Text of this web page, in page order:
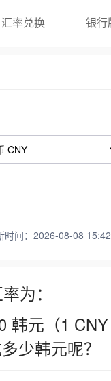
汇率兑换 银行
时间：2026-08-08
为：
韩元（1
少韩元呢？